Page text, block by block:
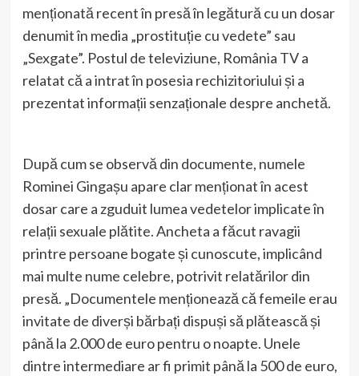
menționată recent în presă în legătură cu un dosar
denumit în media „prostituție cu vedete” sau
„Sexgate”. Postul de televiziune, România TV a
relatat că a intrat în posesia rechizitoriului și a
prezentat informații senzaționale despre anchetă.
După cum se observă din documente, numele
Rominei Gingașu apare clar menționat în acest
dosar care a zguduit lumea vedetelor implicate în
relații sexuale plătite. Ancheta a făcut ravagii
printre persoane bogate și cunoscute, implicând
mai multe nume celebre, potrivit relatărilor din
presă. „Documentele menționează că femeile erau
invitate de diverși bărbați dispuși să plătească și
până la 2.000 de euro pentru o noapte. Unele
dintre intermediare ar fi primit până la 500 de euro,